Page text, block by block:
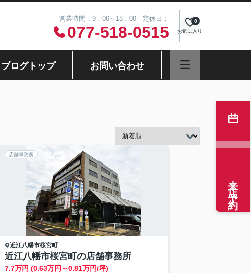
営業時間：9：00～18：00 定休日：
077-518-0515 お気に入り
0
ブログトップ お問い合わせ
店舗事務所
近江八幡市桜宮町
近江八幡市桜宮町の店舗事務所
7.7万円 (0.63万円～0.81万円/坪)
来店予約